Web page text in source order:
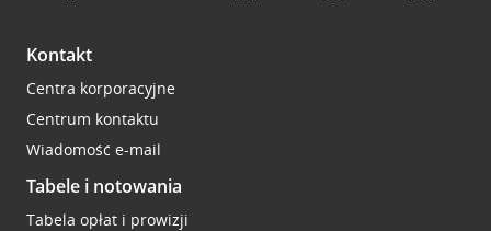
Kontakt
Centra korporacyjne
Centrum kontaktu
Wiadomość e-mail
Tabele i notowania
Tabela opłat i prowizji